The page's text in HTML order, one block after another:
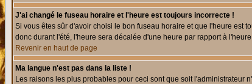
J'ai changé le fuseau horaire et l'heure est toujours incorrecte !
Si vous êtes sûr d'avoir choisi le bon fuseau horaire et que l'heure est
donc durant l'été, l'heure sera décalée d'une heure par rapport à
Revenir en haut de page
Ma langue n'est pas dans la liste !
Les raisons les plus probables pour ceci sont que soit l'administrateur